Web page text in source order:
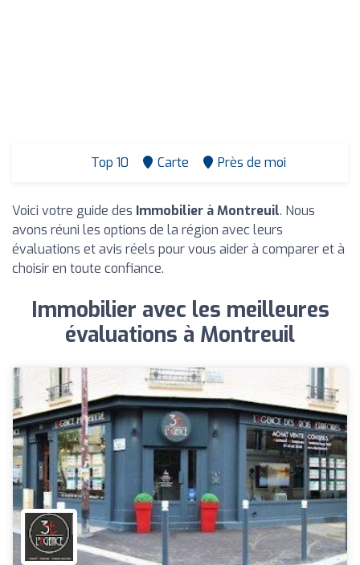
Top 10 Carte Près de moi
Voici votre guide des Immobilier à Montreuil. Nous
avons réuni les options de la région avec leurs
évaluations et avis réels pour vous aider à comparer et à
choisir en toute confiance.
Immobilier avec les meilleures
évaluations à Montreuil